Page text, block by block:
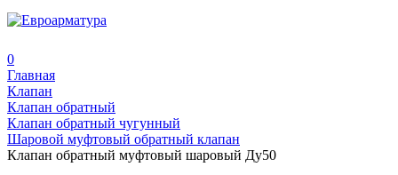
0
Главная
Клапан
Клапан обратный
Клапан обратный чугунный
Шаровой муфтовый обратный клапан
Клапан обратный муфтовый шаровый Ду50